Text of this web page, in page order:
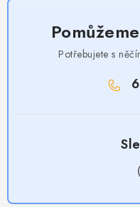
Potřebujete s